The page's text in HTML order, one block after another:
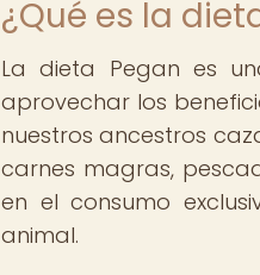
¿Qué es la
La dieta Pegan es
aprovechar los
nuestros ancestros
carnes magras,
en el consumo
animal.